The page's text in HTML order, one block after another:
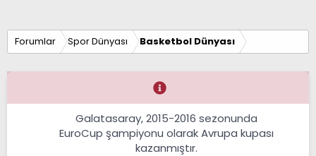
Forumlar Spor Dünyası Basketbol Dünyası
Galatasaray, 2015-2016 sezonunda
EuroCup şampiyonu olarak Avrupa kupası
kazanmıştır.